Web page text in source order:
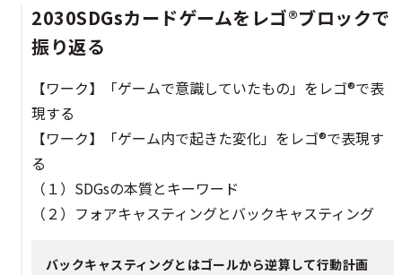
2030SDGsカードゲームをレゴ®ブロックで
振り返る
【ワーク】「ゲームで意識していたもの」をレゴ®で表
現する
【ワーク】「ゲーム内で起きた変化」をレゴ®で表現す
る
（１）SDGsの本質とキーワード
（２）フォアキャスティングとバックキャスティング
バックキャスティングとはゴールから逆算して行動計画